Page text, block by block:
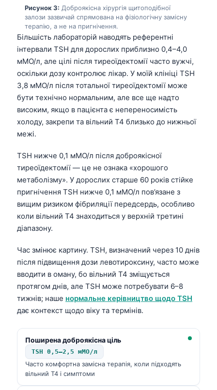
Рисунок 3: Доброякісна хірургія щитоподібної
залози зазвичай спрямована на фізіологічну замісну
терапію, а не на пригнічення.
Більшість лабораторій наводять референтні
інтервали TSH для дорослих приблизно 0,4–4,0
мМО/л, але цілі після тиреоїдектомії часто вужчі,
оскільки дозу контролює лікар. У моїй клініці TSH
3,8 мМО/л після тотальної тиреоїдектомії може
бути технічно нормальним, але все ще надто
високим, якщо в пацієнта є непереносимість
холоду, закрепи та вільний T4 близько до нижньої
межі.
TSH нижче 0,1 мМО/л після доброякісної
тиреоїдектомії — це не ознака «хорошого
метаболізму». У дорослих старше 60 років стійке
пригнічення TSH нижче 0,1 мМО/л пов’язане з
вищим ризиком фібриляції передсердь, особливо
коли вільний T4 знаходиться у верхній третині
діапазону.
Час змінює картину. TSH, визначений через 10 днів
після підвищення дози левотироксину, часто може
вводити в оману, бо вільний T4 зміщується
протягом днів, але TSH може потребувати 6–8
тижнів; наше нормальне керівництво щодо TSH
дає контекст щодо віку та термінів.
Поширена доброякісна ціль
TSH 0,5–2,5 мМО/л
Часто комфортна замісна терапія, коли підходять
вільний T4 і симптоми